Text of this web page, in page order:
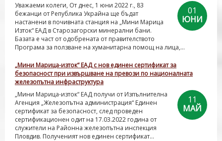
01
ЮНИ
Уважаеми колеги, От днес, 1 юни 2022 г., 83
бежанци от Република Украйна ще бъдат
настанени в почивната станция на „Мини Марица
Изток“ ЕАД в Старозагорски минерални бани.
Базата е част от одобрената от правителството
Програма за ползване на хуманитарна помощ на лица,...
„Мини Марица-изток“ ЕАД с нов единен сертификат за
безопасност при извършване на превози по националната
железопътна инфраструктура
11
МАЙ
„Мини Марица-изток“ ЕАД получи от Изпълнителна
Агенция „Железопътна администрация“ Единен
сертификат за безопасност, след проведен
сертификационен одит на 17.03.2022 година от
служители на Районна железопътна инспекция
Пловдив. Полученият нов единен сертификат...